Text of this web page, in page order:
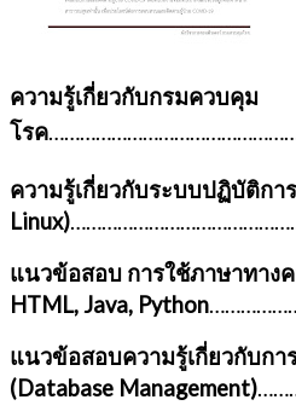
ความรู้เกี่ยวกับกรมควบคุม
โรค
ความรู้เกี่ยวกับระบบปฏิบัติกา
Linux)
แนวข้อสอบ การใช้ภาษาทาง
HTML, Java, Python
แนวข้อสอบความรู้เกี่ยวกับก
(Database Management)